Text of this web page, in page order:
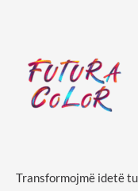
Transformojmë idetë